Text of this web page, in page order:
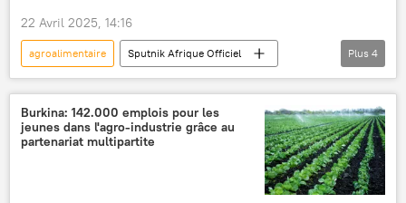
22 Avril 2025, 14:16
agroalimentaire
Sputnik Afrique Officiel
Opinion
Russie
Maroc
Maghreb
Plus 4
Burkina: 142.000 emplois pour les
jeunes dans l'agro-industrie grâce au
partenariat multipartite